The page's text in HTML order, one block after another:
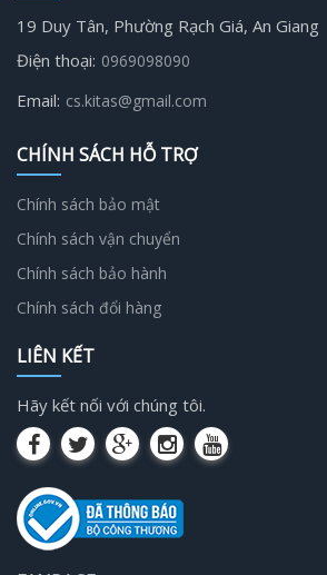
19 Duy Tân, Phường Rạch Giá, An Giang
Điện thoại: 0969098090
Email: cs.kitas@gmail.com
CHÍNH SÁCH HỖ TRỢ
Chính sách bảo mật
Chính sách vận chuyển
Chính sách bảo hành
Chính sách đổi hàng
LIÊN KẾT
Hãy kết nối với chúng tôi.